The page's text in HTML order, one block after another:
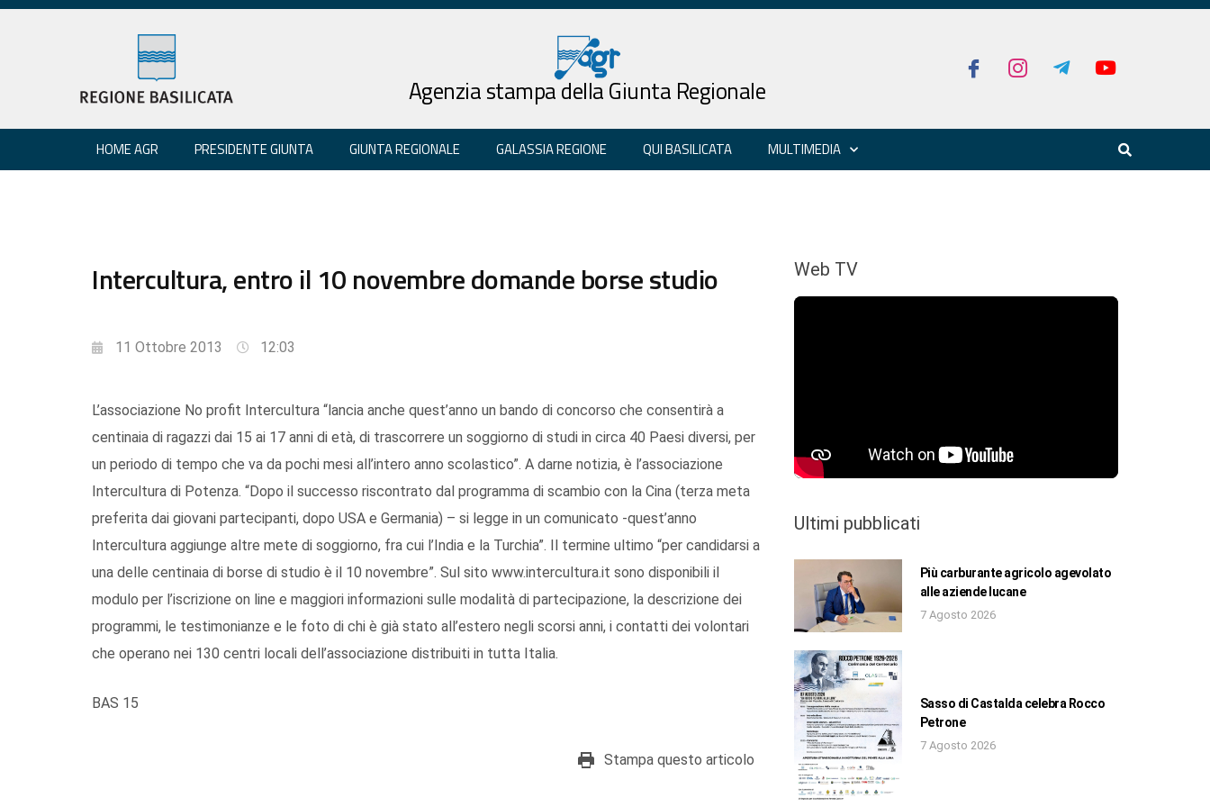
Agenzia stampa della Giunta Regionale
HOME AGR PRESIDENTE GIUNTA GIUNTA REGIONALE GALASSIA REGIONE QUI BASILICATA MULTIMEDIA
Intercultura, entro il 10 novembre domande borse studio
11 Ottobre 2013 12:03
L’associazione No profit Intercultura “lancia anche quest’anno un bando di concorso che consentirà a
centinaia di ragazzi dai 15 ai 17 anni di età, di trascorrere un soggiorno di studi in circa 40 Paesi diversi, per
un periodo di tempo che va da pochi mesi all’intero anno scolastico”. A darne notizia, è l’associazione
Intercultura di Potenza. “Dopo il successo riscontrato dal programma di scambio con la Cina (terza meta
preferita dai giovani partecipanti, dopo USA e Germania) – si legge in un comunicato -quest’anno
Intercultura aggiunge altre mete di soggiorno, fra cui l’India e la Turchia”. Il termine ultimo “per candidarsi a
una delle centinaia di borse di studio è il 10 novembre”. Sul sito www.intercultura.it sono disponibili il
modulo per l’iscrizione on line e maggiori informazioni sulle modalità di partecipazione, la descrizione dei
programmi, le testimonianze e le foto di chi è già stato all’estero negli scorsi anni, i contatti dei volontari
che operano nei 130 centri locali dell’associazione distribuiti in tutta Italia.
BAS 15
Stampa questo articolo
Web TV
Ultimi pubblicati
Più carburante agricolo agevolato
alle aziende lucane
7 Agosto 2026
Sasso di Castalda celebra Rocco
Petrone
7 Agosto 2026